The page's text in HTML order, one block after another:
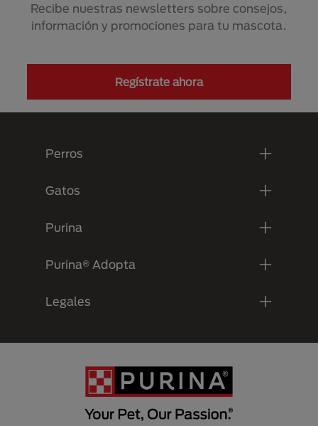
Recibe nuestras newsletters sobre consejos,
información y promociones para tu mascota.
Regístrate ahora
Perros
Gatos
Purina
Purina® Adopta
Legales